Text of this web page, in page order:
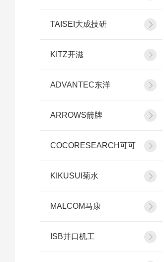
TAISEI大成技研
KITZ开滋
ADVANTEC东洋
ARROWS箭牌
COCORESEARCH可可
KIKUSUI菊水
MALCOM马康
ISB井口机工